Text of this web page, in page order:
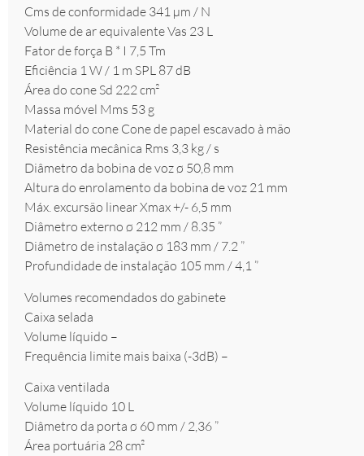
Cms de conformidade 341 µm / N
Volume de ar equivalente Vas 23 L
Fator de força B * I 7,5 Tm
Eficiência 1 W / 1 m SPL 87 dB
Área do cone Sd 222 cm²
Massa móvel Mms 53 g
Material do cone Cone de papel escavado à mão
Resistência mecânica Rms 3,3 kg / s
Diâmetro da bobina de voz ø 50,8 mm
Altura do enrolamento da bobina de voz 21 mm
Máx. excursão linear Xmax +/- 6,5 mm
Diâmetro externo ø 212 mm / 8.35 ”
Diâmetro de instalação ø 183 mm / 7.2 ”
Profundidade de instalação 105 mm / 4,1 ”
Volumes recomendados do gabinete
Caixa selada
Volume líquido –
Frequência limite mais baixa (-3dB) –
Caixa ventilada
Volume líquido 10 L
Diâmetro da porta ø 60 mm / 2,36 ”
Área portuária 28 cm²